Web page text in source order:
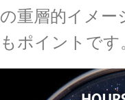
の重層的イメー
もポイントです